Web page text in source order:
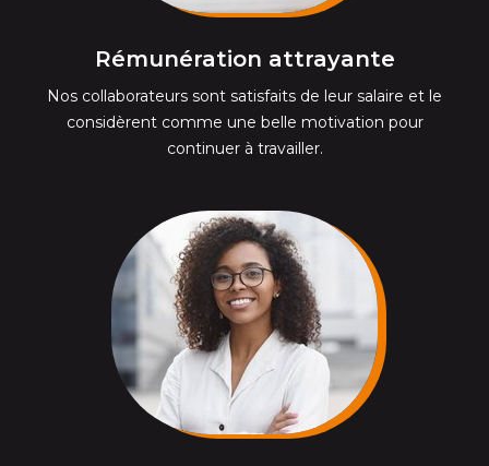
Rémunération attrayante
Nos collaborateurs sont satisfaits de leur salaire et le
considèrent comme une belle motivation pour
continuer à travailler.